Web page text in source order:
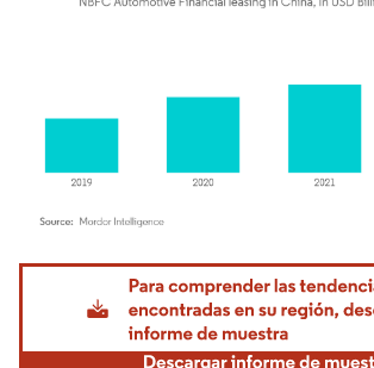
Imagen © Mordor Intelligence. El uso requiere